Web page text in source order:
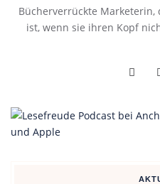
Bücherverrückte
ist, wenn sie ihren Kopf